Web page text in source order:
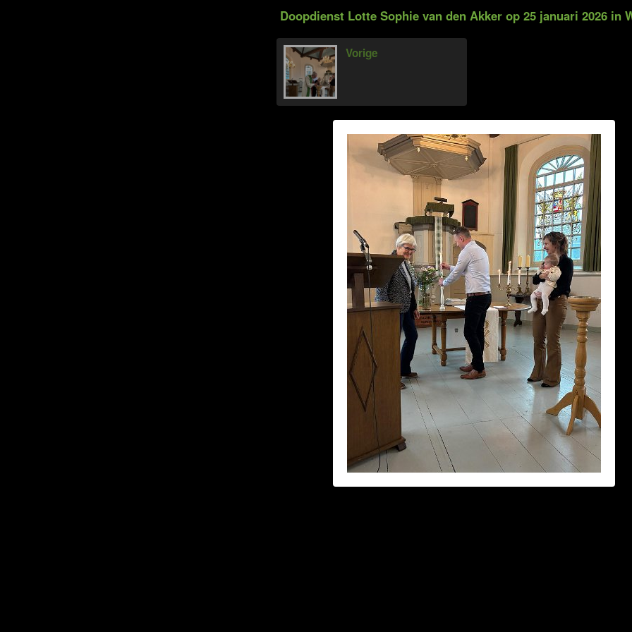
Doopdienst Lotte Sophie van den Akker op 25 januari 2026 in
Vorige